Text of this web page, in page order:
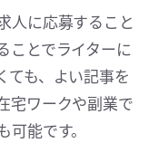
人に応募すること
ことでライターに
ても、よい記事を
宅ワークや副業で
能です。